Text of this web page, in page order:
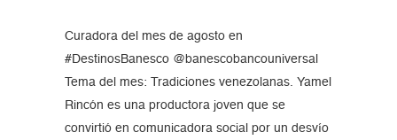
Curadora del mes de agosto en
#DestinosBanesco @banescobancouniversal
Tema del mes: Tradiciones venezolanas. Yamel
Rincón es una productora joven que se
convirtió en comunicadora social por un desvío